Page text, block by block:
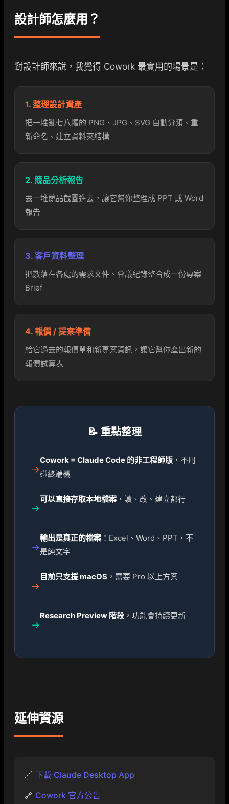
設計師怎麼用？
對設計師來說，我覺得 Cowork 最實用的場景是：
1. 整理設計資產
把一堆亂七八糟的 PNG、JPG、SVG 自動分類、重
新命名、建立資料夾結構
2. 競品分析報告
丟一堆競品截圖進去，讓它幫你整理成 PPT 或 Word
報告
3. 客戶資料整理
把散落在各處的需求文件、會議紀錄整合成一份專案
Brief
4. 報價 / 提案準備
給它過去的報價單和新專案資訊，讓它幫你產出新的
報價試算表
📝 重點整理
→
Cowork = Claude Code 的非工程師版 ，不用
碰終端機
→
可以直接存取本地檔案 ，讀、改、建立都行
→
輸出是真正的檔案 ：Excel、Word、PPT，不
是純文字
→
目前只支援 macOS ，需要 Pro 以上方案
→
Research Preview 階段 ，功能會持續更新
延伸資源
🔗 下載 Claude Desktop App
🔗 Cowork 官方公告